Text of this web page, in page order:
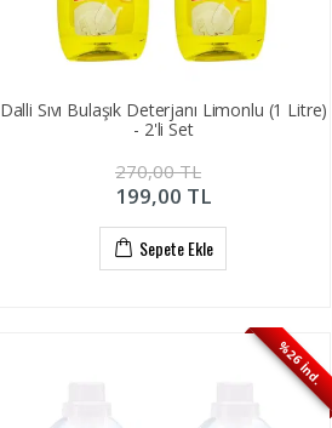
Dalli Sıvı Bulaşık Deterjanı Limonlu (1 Litre)
- 2'li Set
270,00TL
199,00 TL
Sepete Ekle
%26 İnd.